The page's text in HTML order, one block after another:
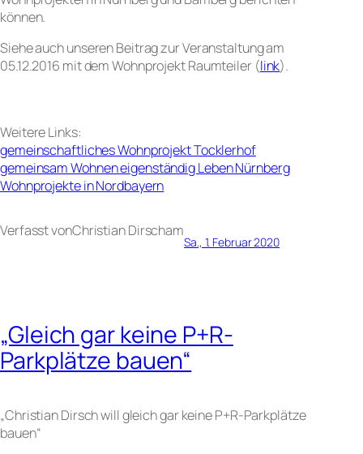
können.
Siehe auch unseren Beitrag zur Veranstaltung am
05.12.2016 mit dem Wohnprojekt Raumteiler (link).
Weitere Links:
gemeinschaftliches Wohnprojekt Tocklerhof
gemeinsam Wohnen eigenständig Leben Nürnberg
Wohnprojekte in Nordbayern
Verfasst vonChristian Dirscham
Sa., 1. Februar 2020
„Gleich gar keine P+R-
Parkplätze bauen“
„Christian Dirsch will gleich gar keine P+R-Parkplätze
bauen“